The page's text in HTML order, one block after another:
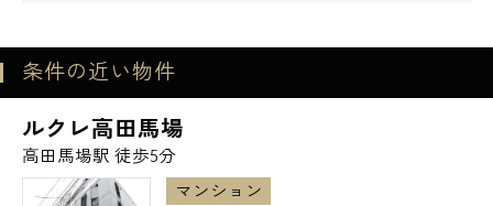
ちのお好きなクレジットカードでお支払い頂
くことも可能です。
通常のショッピングと同様にお支払い回数等
もお選び下さい。
その他、諸条件等については、お気軽にご相
談下さい。
条件の近い物件
ルクレ高田馬場
高田馬場駅 徒歩5分
マンション